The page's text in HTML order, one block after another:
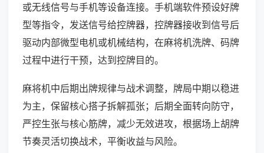
或无线信号与手机等设备连接。手机端软件预设好牌
型等指令，发送信号给控牌器，控牌器接收到信号后
驱动内部微型电机或机械结构，在麻将机洗牌、码牌
过程中进行干预，达到控牌目的。
麻将机中后期出牌规律与战术调整，牌局中期以稳进
为主，保留核心搭子拆解孤张；后期全面转向防守，
严控生张与核心筋牌，减少无效进攻，根据场上胡牌
节奏灵活切换战术，平衡收益与风险。